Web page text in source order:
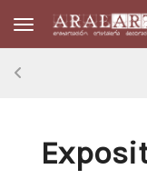
Toggle navigation